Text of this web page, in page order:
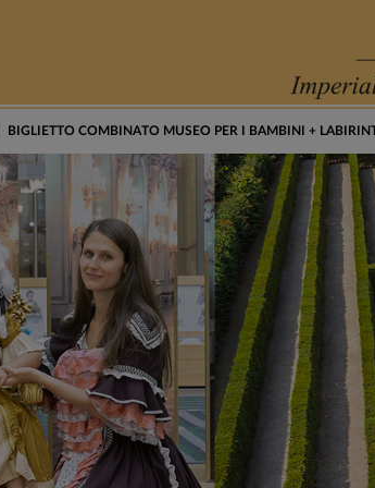
BIGLIETTO COMBINATO MUSEO PER I BAMBINI +